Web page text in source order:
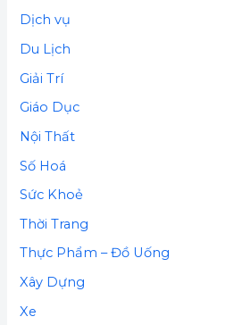
Dịch vụ
Du Lịch
Giải Trí
Giáo Dục
Nội Thất
Số Hoá
Sức Khoẻ
Thời Trang
Thực Phẩm – Đồ Uống
Xây Dựng
Xe